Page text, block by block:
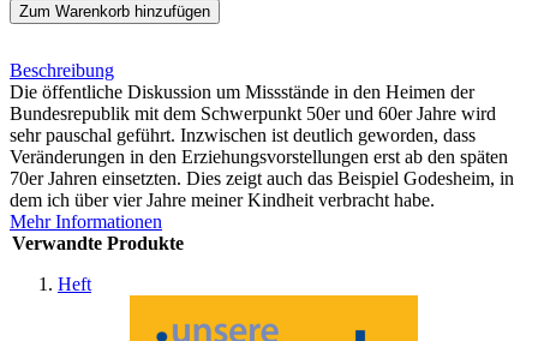
Zum Warenkorb hinzufügen
Beschreibung
Die öffentliche Diskussion um Missstände in den Heimen der
Bundesrepublik mit dem Schwerpunkt 50er und 60er Jahre wird
sehr pauschal geführt. Inzwischen ist deutlich geworden, dass
Veränderungen in den Erziehungsvorstellungen erst ab den späten
70er Jahren einsetzten. Dies zeigt auch das Beispiel Godesheim, in
dem ich über vier Jahre meiner Kindheit verbracht habe.
Mehr Informationen
Verwandte Produkte
Heft